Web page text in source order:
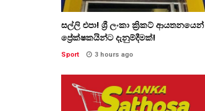
සල්ලි එපා! ශ්‍රී ලංකා ක්‍රිකට් ආයතනයෙන්
ප්‍රේක්ෂකයින්ට දැනුම්දීමක්!
Sport 3 hours ago